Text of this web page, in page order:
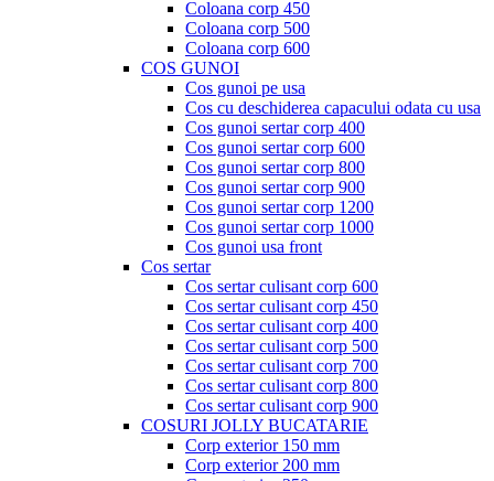
Coloana corp 450
Coloana corp 500
Coloana corp 600
COS GUNOI
Cos gunoi pe usa
Cos cu deschiderea capacului odata cu usa
Cos gunoi sertar corp 400
Cos gunoi sertar corp 600
Cos gunoi sertar corp 800
Cos gunoi sertar corp 900
Cos gunoi sertar corp 1200
Cos gunoi sertar corp 1000
Cos gunoi usa front
Cos sertar
Cos sertar culisant corp 600
Cos sertar culisant corp 450
Cos sertar culisant corp 400
Cos sertar culisant corp 500
Cos sertar culisant corp 700
Cos sertar culisant corp 800
Cos sertar culisant corp 900
COSURI JOLLY BUCATARIE
Corp exterior 150 mm
Corp exterior 200 mm